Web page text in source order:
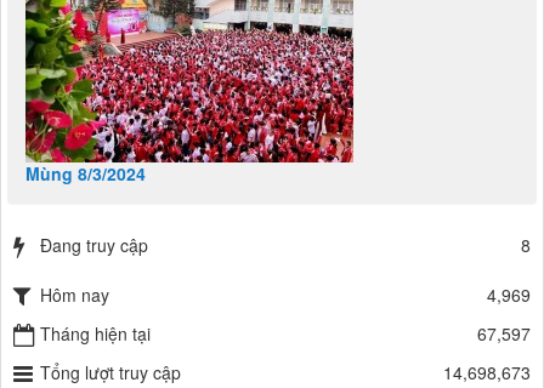
Mùng 8/3/2024
Đang truy cập 8
Hôm nay
4,969
Tháng hiện tại
67,597
Tổng lượt truy cập
14,698,673